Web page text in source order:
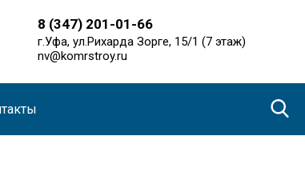
8 (347) 201-01-66
г.Уфа, ул.Рихарда Зорге, 15/1 (7 этаж)
nv@komrstroy.ru